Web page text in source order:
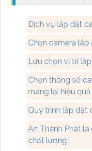
Dịch vụ lắp đặt
Chọn camera lắp
Lựu chọn vị trí
Chọn thông số
mang lại hiệu
Quy trình lắp đặt
An Thành Phát là
chất lượng